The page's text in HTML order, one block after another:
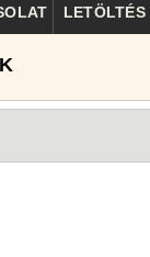
LETÖLTÉS